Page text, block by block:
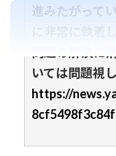
進みたがって
に非常に執着
いては問題視
https://